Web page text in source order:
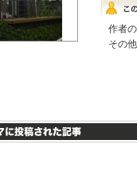
作者
その